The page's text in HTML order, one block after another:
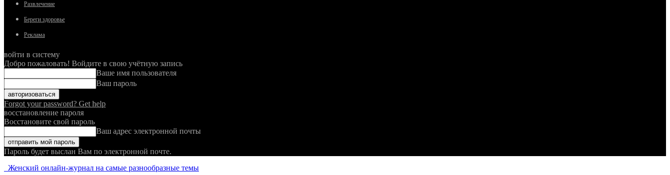
Развлечение
Береги здоровье
Реклама
войти в систему
Добро пожаловать! Войдите в свою учётную запись
Ваше имя пользователя
Ваш пароль
Forgot your password? Get help
восстановление пароля
Восстановите свой пароль
Ваш адрес электронной почты
Пароль будет выслан Вам по электронной почте.
Женский онлайн-журнал на самые разнообразные темы